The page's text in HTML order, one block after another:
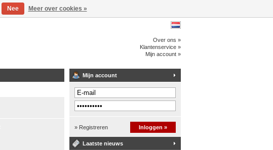
Over ons »
Klantenservice »
Mijn account »
Mijn account
» Registreren Inloggen »
Laatste nieuws
Nee Meer over cookies »